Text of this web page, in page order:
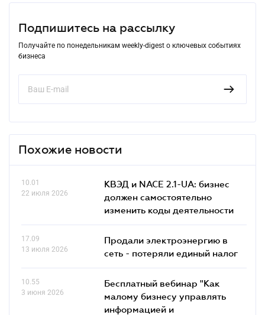
Подпишитесь на рассылку
Получайте по понедельникам weekly-digest о ключевых событиях
бизнеса
Похожие новости
10.01
22 июля 2026
КВЭД и NACE 2.1-UA: бизнес
должен самостоятельно
изменить коды деятельности
17.09
13 июля 2026
Продали электроэнергию в
сеть - потеряли единый налог
10.55
3 июня 2026
Бесплатный вебинар "Как
малому бизнесу управлять
информацией и